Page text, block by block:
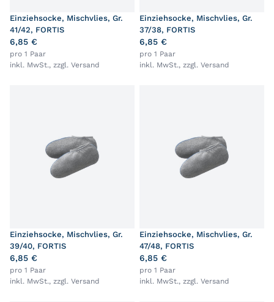
Einziehsocke, Mischvlies, Gr.
41/42, FORTIS
6,85 €
pro 1 Paar
inkl. MwSt., zzgl. Versand
Einziehsocke, Mischvlies, Gr.
37/38, FORTIS
6,85 €
pro 1 Paar
inkl. MwSt., zzgl. Versand
Einziehsocke, Mischvlies, Gr.
39/40, FORTIS
6,85 €
pro 1 Paar
inkl. MwSt., zzgl. Versand
Einziehsocke, Mischvlies, Gr.
47/48, FORTIS
6,85 €
pro 1 Paar
inkl. MwSt., zzgl. Versand